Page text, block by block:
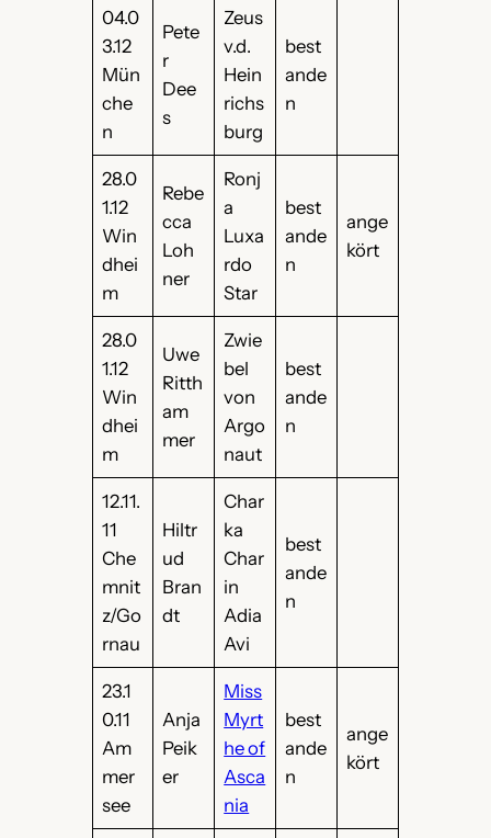
04.0
3.12
Mün
che
n
Pete
r
Dee
s
Zeus
v.d.
Hein
richs
burg
best
ande
n
28.0
1.12
Win
dhei
m
Rebe
cca
Loh
ner
Ronj
a
Luxa
rdo
Star
best
ande
n
ange
kört
28.0
1.12
Win
dhei
m
Uwe
Ritth
am
mer
Zwie
bel
von
Argo
naut
best
ande
n
12.11.
11
Che
mnit
z/Go
rnau
Hiltr
ud
Bran
dt
Char
ka
Char
in
Adia
Avi
best
ande
n
23.1
0.11
Am
mer
see
Anja
Peik
er
Miss
Myrt
he of
Asca
nia
best
ande
n
ange
kört